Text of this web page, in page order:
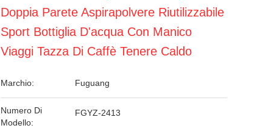
Doppia Parete Aspirapolvere Riutilizzabile
Sport Bottiglia D'acqua Con Manico
Viaggi Tazza Di Caffè Tenere Caldo
Marchio: Fuguang
Numero Di
Modello:
FGYZ-2413